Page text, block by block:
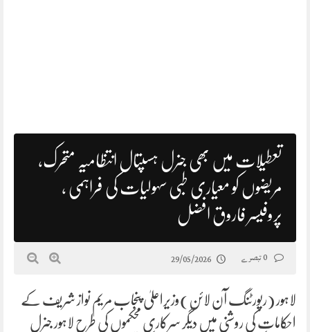
تعطیلات میں بھی جنرل ہسپتال انتظامیہ متحرک،
مریضوں کو معیاری طبی سہولیات کی فراہمی ,
پروفیسر فاروق افضل
29/05/2026
لاہور (رپورٹنگ آن لائن)وزیراعلیٰ پنجاب مریم نواز شریف کے
احکامات کی روشنی میں دیگر سرکاری محکموں کی طرح لاہور جنرل